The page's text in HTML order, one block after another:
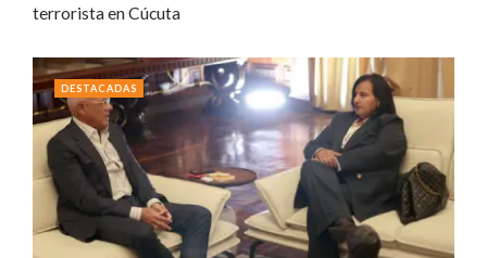
terrorista en Cúcuta
DESTACADAS